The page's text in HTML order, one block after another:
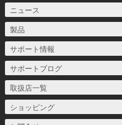
ニュース
製品
サポート情報
サポートブログ
取扱店一覧
ショッピング